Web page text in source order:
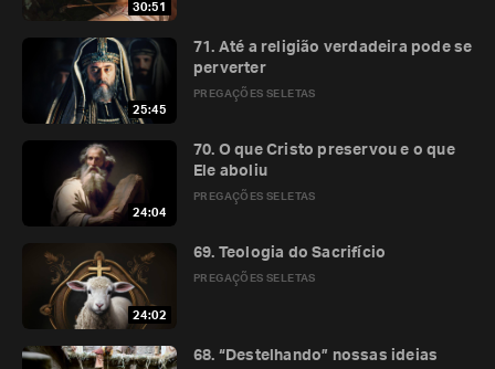
30:51
25:45
PREGAÇÕES SELETAS
71. Até a religião verdadeira pode se
perverter
24:04
PREGAÇÕES SELETAS
70. O que Cristo preservou e o que
Ele aboliu
24:02
PREGAÇÕES SELETAS
69. Teologia do Sacrifício
68. “Destelhando” nossas ideias